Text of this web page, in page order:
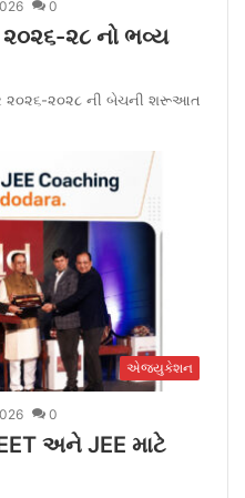
0
૨૮ નો ભવ્ય
૨૦૨૬-૨૦૨૮ ની બેચની શરૂઆત
એજ્યુકેશન
0
અને JEE માટે